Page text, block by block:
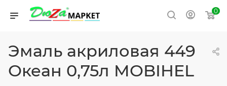
0
Эмаль акриловая 449
Океан 0,75л MOBIHEL